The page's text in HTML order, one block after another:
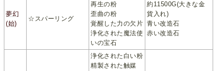
夢幻
(始)
☆スパーリング
再生の粉
歪曲の粉
覚醒した力の欠片
浄化された魔法使
いの宝石
約11500G(大きな金
貨入れ)
青い改造石
赤い改造石
浄化された白い粉
精製された触媒